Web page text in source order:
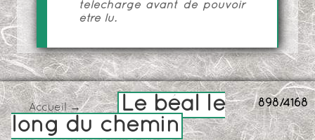
téléchargé avant de pouvoir
être lu.
898/4168
Accueil→
Le béal le
long du chemin